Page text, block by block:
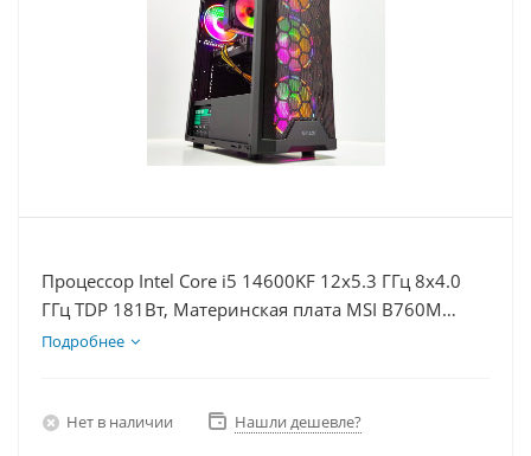
Процессор Intel Core i5 14600KF 12x5.3 ГГц 8x4.0
ГГц TDP 181Вт, Материнская плата MSI B760M
BOMBER WIFI D5, Видеокарта RTX 4060Ti 8Гб,
Подробнее
Нет в наличии Нашли дешевле?